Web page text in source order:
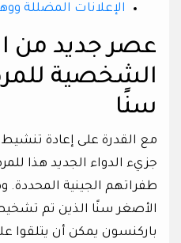
الإعلانات المضللة
عصر جديد من
الشخصية
سنًا
مع القدرة على إعادة
جزيء الدواء الجديد هذا
طفراتهم الجينية المحددة.
الأصغر سنًا الذين تم
باركنسون يمكن أن يتلقوا